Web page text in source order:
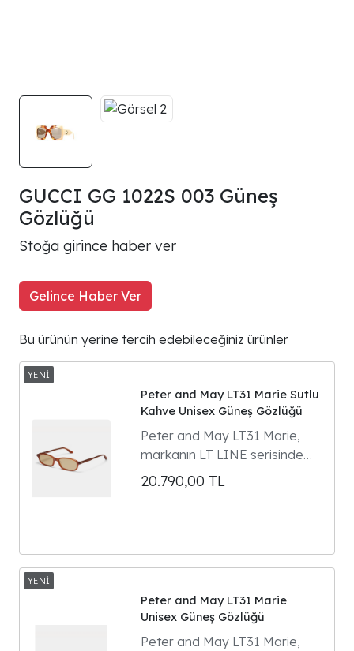
GUCCI GG 1022S 003 Güneş
Gözlüğü
Stoğa girince haber ver
Gelince Haber Ver
Bu ürünün yerine tercih edebileceğiniz ürünler
Peter and May LT31 Marie Sutlu
Kahve Unisex Güneş Gözlüğü
Peter and May LT31 Marie,
markanın LT LINE serisinde
yer alan dikdörtgen formlu
unisex güneş gözlüğüdür.
Gaguech ile yapılan özel
20.790,00 TL
Peter and May LT31 Marie
Unisex Güneş Gözlüğü
Peter and May LT31 Marie,